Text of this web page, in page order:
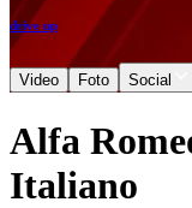
drive up
Video Foto Social
Alfa
Italiano